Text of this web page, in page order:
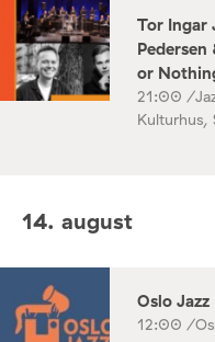
Tor Ingar
or
21:00 /
Kulturhus,
14. august
Oslo Jazz
12:00 /